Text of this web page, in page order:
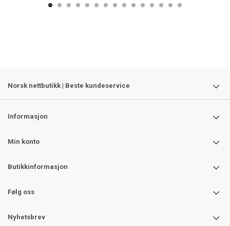
Norsk nettbutikk | Beste kundeservice
Informasjon
Min konto
Butikkinformasjon
Følg oss
Nyhetsbrev